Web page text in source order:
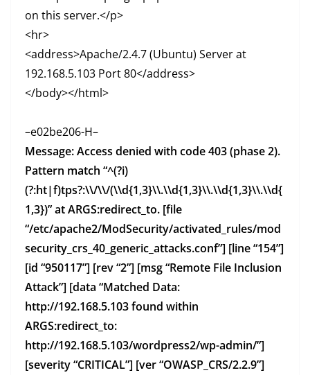
on this server.</p>
<hr>
<address>Apache/2.4.7 (Ubuntu) Server at
192.168.5.103 Port 80</address>
</body></html>
–e02be206-H–
Message: Access denied with code 403 (phase 2).
Pattern match “^(?i)
(?:ht|f)tps?:\\/\\/(\\d{1,3}\\.\\d{1,3}\\.\\d{1,3}\\.\\d{
1,3})” at ARGS:redirect_to. [file
“/etc/apache2/ModSecurity/activated_rules/mod
security_crs_40_generic_attacks.conf”] [line “154”]
[id “950117”] [rev “2”] [msg “Remote File Inclusion
Attack”] [data “Matched Data:
http://192.168.5.103 found within
ARGS:redirect_to:
http://192.168.5.103/wordpress2/wp-admin/”]
[severity “CRITICAL”] [ver “OWASP_CRS/2.2.9”]